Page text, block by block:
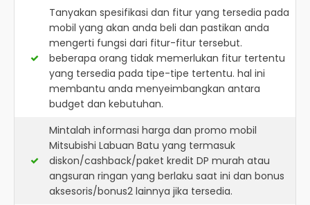
Tanyakan spesifikasi dan fitur yang tersedia pada
mobil yang akan anda beli dan pastikan anda
mengerti fungsi dari fitur-fitur tersebut.
beberapa orang tidak memerlukan fitur tertentu
yang tersedia pada tipe-tipe tertentu. hal ini
membantu anda menyeimbangkan antara
budget dan kebutuhan.
Mintalah informasi harga dan promo mobil
Mitsubishi Labuan Batu yang termasuk
diskon/cashback/paket kredit DP murah atau
angsuran ringan yang berlaku saat ini dan bonus
aksesoris/bonus2 lainnya jika tersedia.